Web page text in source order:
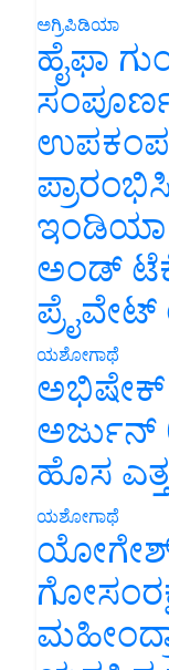
ಅಗ್ರಿಪಿಡಿಯಾ
ಹೈಫಾ
ಇಂಡಿಯಾ
ಅಂಡ್
ಯಶೋಗಾಥೆ
ಅಭಿಷೇಕ್
ಅರ್ಜುನ್
ಹೊಸ
ಯಶೋಗಾಥೆ